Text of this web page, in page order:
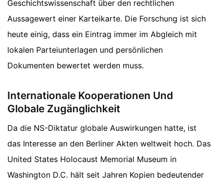
Geschichtswissenschaft über den rechtlichen
Aussagewert einer Karteikarte. Die Forschung ist sich
heute einig, dass ein Eintrag immer im Abgleich mit
lokalen Parteiunterlagen und persönlichen
Dokumenten bewertet werden muss.
Internationale Kooperationen Und
Globale Zugänglichkeit
Da die NS-Diktatur globale Auswirkungen hatte, ist
das Interesse an den Berliner Akten weltweit hoch. Das
United States Holocaust Memorial Museum in
Washington D.C. hält seit Jahren Kopien bedeutender